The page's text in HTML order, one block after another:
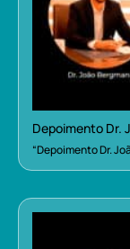
Depoimento Dr.
“Depoimento Dr.